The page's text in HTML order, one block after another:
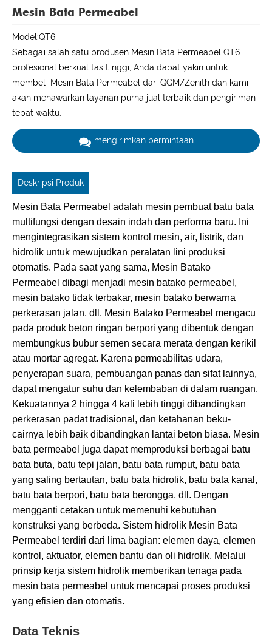
Mesin Bata Permeabel
Model:QT6
Sebagai salah satu produsen Mesin Bata Permeabel QT6
profesional berkualitas tinggi, Anda dapat yakin untuk
membeli Mesin Bata Permeabel dari QGM/Zenith dan kami
akan menawarkan layanan purna jual terbaik dan pengiriman
tepat waktu.
mengirimkan permintaan
Deskripsi Produk
Mesin Bata Permeabel adalah mesin pembuat batu bata
multifungsi dengan desain indah dan performa baru. Ini
mengintegrasikan sistem kontrol mesin, air, listrik, dan
hidrolik untuk mewujudkan peralatan lini produksi
otomatis. Pada saat yang sama, Mesin Batako
Permeabel dibagi menjadi mesin batako permeabel,
mesin batako tidak terbakar, mesin batako berwarna
perkerasan jalan, dll. Mesin Batako Permeabel mengacu
pada produk beton ringan berpori yang dibentuk dengan
membungkus bubur semen secara merata dengan kerikil
atau mortar agregat. Karena permeabilitas udara,
penyerapan suara, pembuangan panas dan sifat lainnya,
dapat mengatur suhu dan kelembaban di dalam ruangan.
Kekuatannya 2 hingga 4 kali lebih tinggi dibandingkan
perkerasan padat tradisional, dan ketahanan beku-
cairnya lebih baik dibandingkan lantai beton biasa. Mesin
bata permeabel juga dapat memproduksi berbagai batu
bata buta, batu tepi jalan, batu bata rumput, batu bata
yang saling bertautan, batu bata hidrolik, batu bata kanal,
batu bata berpori, batu bata berongga, dll. Dengan
mengganti cetakan untuk memenuhi kebutuhan
konstruksi yang berbeda. Sistem hidrolik Mesin Bata
Permeabel terdiri dari lima bagian: elemen daya, elemen
kontrol, aktuator, elemen bantu dan oli hidrolik. Melalui
prinsip kerja sistem hidrolik memberikan tenaga pada
mesin bata permeabel untuk mencapai proses produksi
yang efisien dan otomatis.
Data Teknis